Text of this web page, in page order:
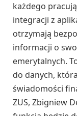
każdego
integracji z
otrzymają
informacji o
emerytalnych.
do danych,
świadomości
ZUS, Zbigniew